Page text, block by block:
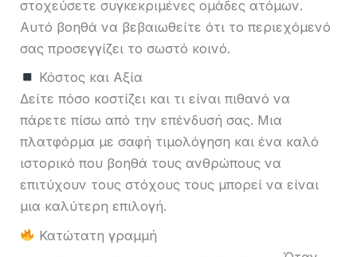
στοχεύσετε συγκεκριμένες ομάδες ατόμων.
Αυτό βοηθά να βεβαιωθείτε ότι το περιεχόμενό
σας προσεγγίζει το σωστό κοινό.
Κόστος και Αξία
Δείτε πόσο κοστίζει και τι είναι πιθανό να
πάρετε πίσω από την επένδυσή σας. Μια
πλατφόρμα με σαφή τιμολόγηση και ένα καλό
ιστορικό που βοηθά τους ανθρώπους να
επιτύχουν τους στόχους τους μπορεί να είναι
μια καλύτερη επιλογή.
Κατώτατη γραμμή